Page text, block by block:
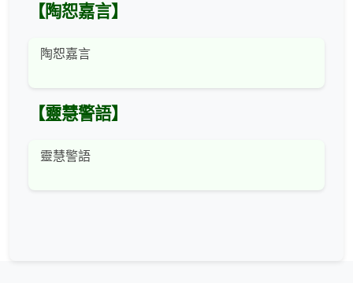
【陶恕嘉言】
陶恕嘉言
【靈慧警語】
靈慧警語